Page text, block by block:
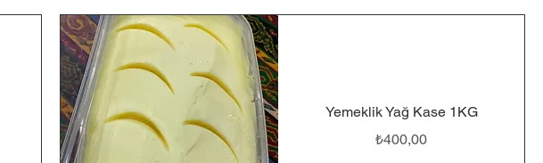
Yemeklik Yağ Kase 1KG
Fiyat
₺400,00